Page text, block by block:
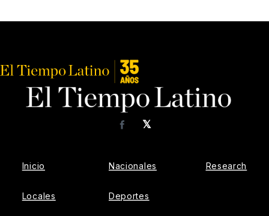
𝕏
Facebook
Inicio
Locales
Nacionales
Deportes
Research